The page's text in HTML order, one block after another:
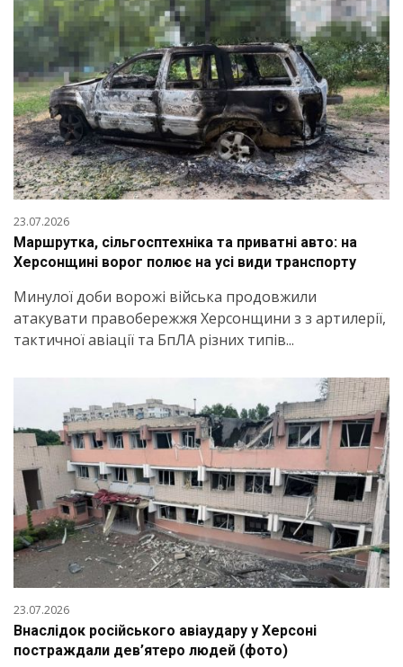
23.07.2026
Маршрутка, сільгосптехніка та приватні авто: на
Херсонщині ворог полює на усі види транспорту
Минулої доби ворожі війська продовжили
атакувати правобережжя Херсонщини з з артилерії,
тактичної авіації та БпЛА різних типів...
23.07.2026
Внаслідок російського авіаудару у Херсоні
постраждали дев’ятеро людей (фото)